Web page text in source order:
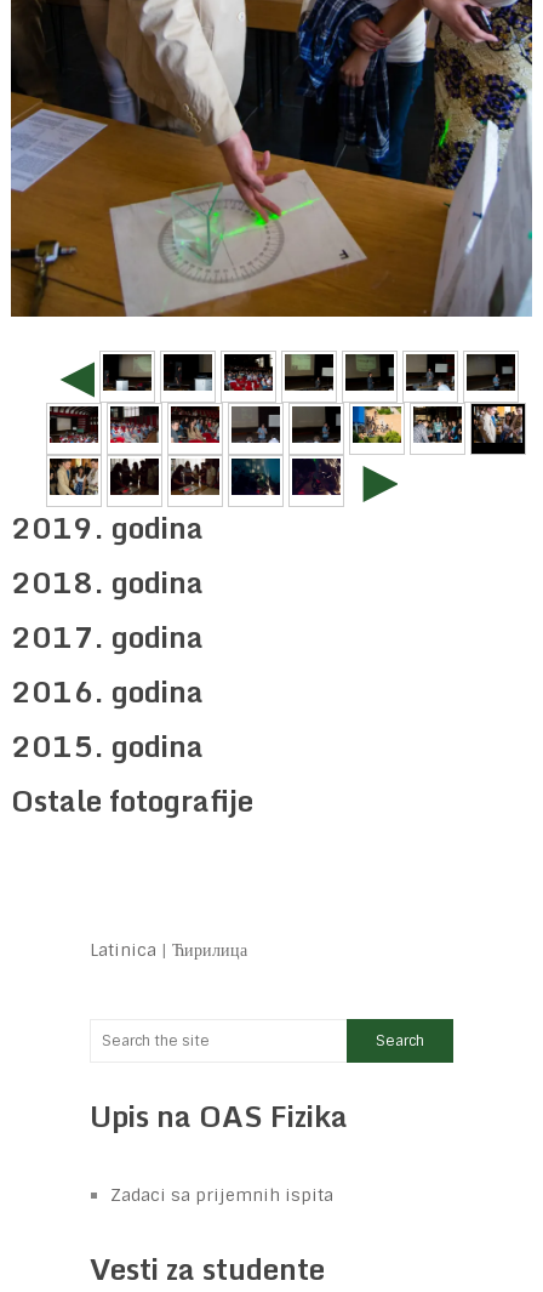
◄
►
2019. godina
2018. godina
2017. godina
2016. godina
2015. godina
Ostale fotografije
Latinica | Ћирилица
Upis na OAS Fizika
Zadaci sa prijemnih ispita
Vesti za studente